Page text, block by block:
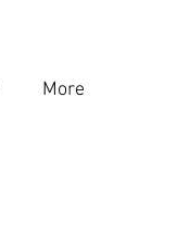
More
More